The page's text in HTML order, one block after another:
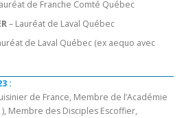
de Franche Comté Québec
– Lauréat de Laval Québec
de Laval Québec (ex aequo avec
:
de France, Membre de l’Académie
Membre des Disciples Escoffier,